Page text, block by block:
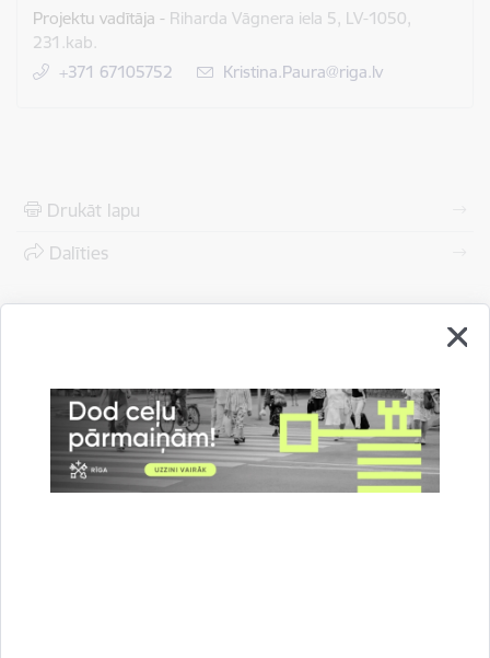
Projektu vadītāja - Riharda Vāgnera iela 5, LV-1050,
231.kab.
+371 67105752
E-pasts:
Kristina.Paura@riga.lv
Drukāt lapu
Dalīties